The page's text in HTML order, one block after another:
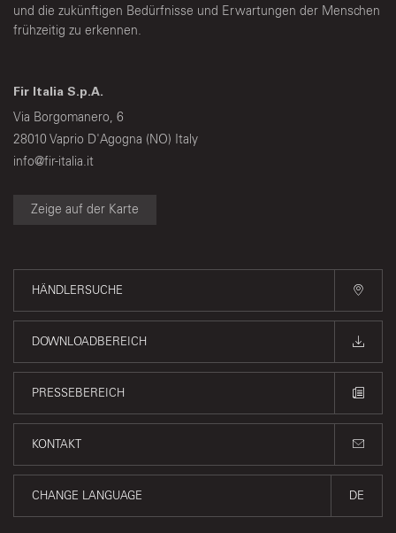
und die zukünftigen Bedürfnisse und Erwartungen der Menschen
frühzeitig zu erkennen.
Fir Italia S.p.A.
Via Borgomanero, 6
28010 Vaprio D'Agogna (NO) Italy
info@fir-italia.it
Zeige auf der Karte
HÄNDLERSUCHE
DOWNLOADBEREICH
PRESSEBEREICH
KONTAKT
CHANGE LANGUAGE DE